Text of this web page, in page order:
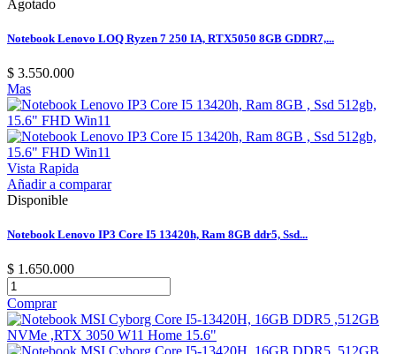
Agotado
Notebook Lenovo LOQ Ryzen 7 250 IA, RTX5050 8GB GDDR7,...
$ 3.550.000
Mas
Vista Rapida
Añadir a comparar
Disponible
Notebook Lenovo IP3 Core I5 13420h, Ram 8GB ddr5, Ssd...
$ 1.650.000
Comprar